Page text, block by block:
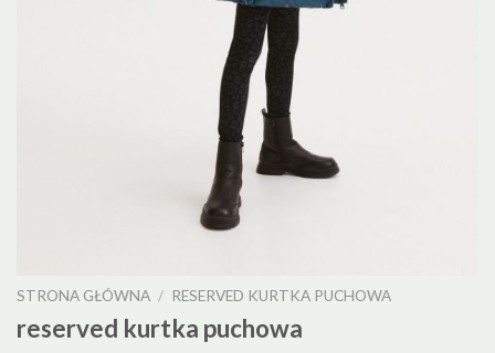
STRONA GŁÓWNA / RESERVED KURTKA PUCHOWA
reserved kurtka puchowa